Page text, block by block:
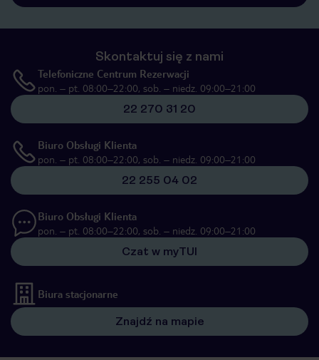
Skontaktuj się z nami
Telefoniczne Centrum Rezerwacji
pon. – pt. 08:00–22:00, sob. – niedz. 09:00–21:00
22 270 31 20
Biuro Obsługi Klienta
pon. – pt. 08:00–22:00, sob. – niedz. 09:00–21:00
22 255 04 02
Biuro Obsługi Klienta
pon. – pt. 08:00–22:00, sob. – niedz. 09:00–21:00
Czat w myTUI
Biura stacjonarne
Znajdź na mapie